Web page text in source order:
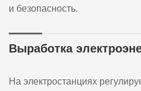
и безопасность.
Выработка
На электростанциях